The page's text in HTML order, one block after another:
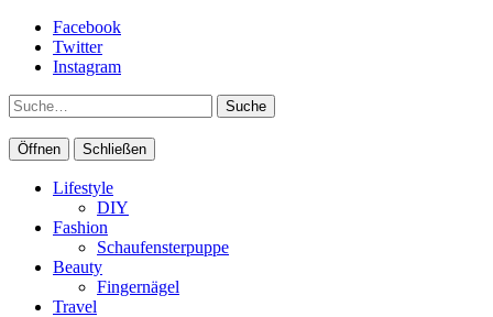
Facebook
Twitter
Instagram
Suche
Öffnen Schließen
Lifestyle
DIY
Fashion
Schaufensterpuppe
Beauty
Fingernägel
Travel